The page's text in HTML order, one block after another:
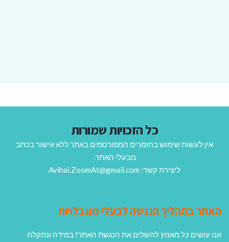
כל הזכויות שמורות
אין לעשות שימוש בחומרים המפורסמים באתר ללא אישור בכתב
מבעלי האתר.
ליצירת קשר: Avihai.ZoomAt@gmail.com
האתר בתהליך הנגשה לבעלי מוגבלויות
אנו עושים כל מאמץ להשלים את הנגשת האתר! במידה ונתקלת